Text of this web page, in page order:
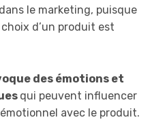
le marketing, puisque
d’un produit est
des émotions et
qui peuvent influencer
avec le produit.